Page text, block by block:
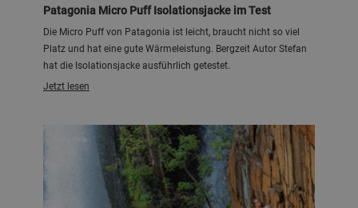
Patagonia Micro Puff Isolationsjacke im Test
Die Micro Puff von Patagonia ist leicht, braucht nicht so viel
Platz und hat eine gute Wärmeleistung. Bergzeit Autor Stefan
hat die Isolationsjacke ausführlich getestet.
Jetzt lesen
Patagonia